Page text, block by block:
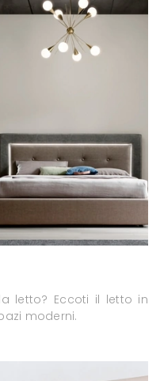
letto? Eccoti il letto in
moderni.